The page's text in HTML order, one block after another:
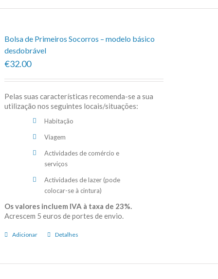
Bolsa de Primeiros Socorros – modelo básico
desdobrável
€32.00
Pelas suas características recomenda-se a sua
utilização nos seguintes locais/situações:
Habitação
Viagem
Actividades de comércio e
serviços
Actividades de lazer (pode
colocar-se à cintura)
Os valores incluem IVA à taxa de 23%.
Acrescem 5 euros de portes de envio.
Adicionar Detalhes